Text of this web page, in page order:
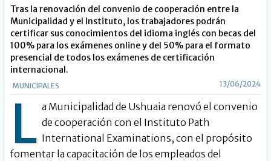
Tras la renovación del convenio de cooperación entre la
Municipalidad y el Instituto, los trabajadores podrán
certificar sus conocimientos del idioma inglés con becas del
100% para los exámenes online y del 50% para el formato
presencial de todos los exámenes de certificación
internacional.
MUNICIPALES 13/06/2024
L a Municipalidad de Ushuaia renovó el convenio
de cooperación con el Instituto Path
International Examinations, con el propósito
fomentar la capacitación de los empleados del